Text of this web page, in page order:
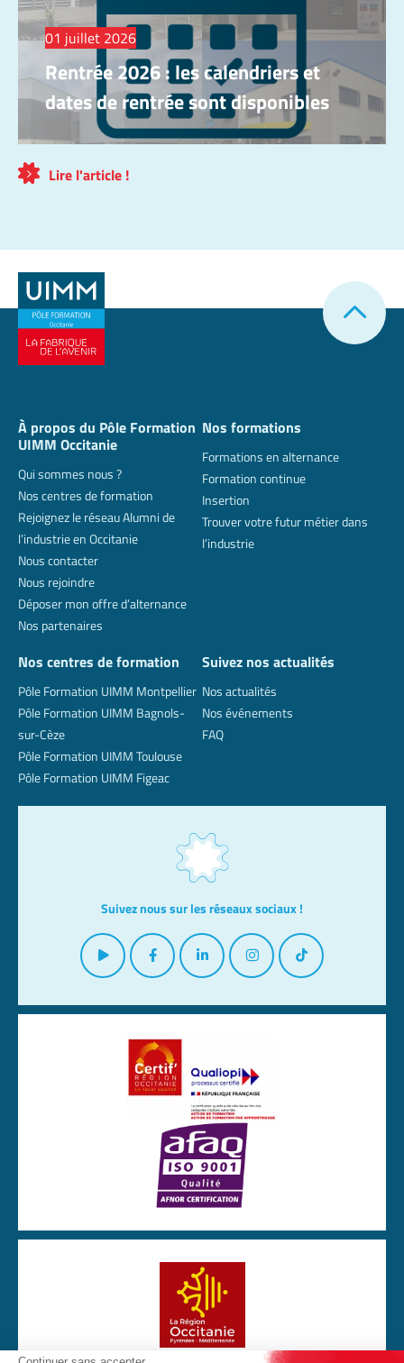
01 juillet 2026
Rentrée 2026 : les calendriers et
dates de rentrée sont disponibles
Lire l'article !
À propos du Pôle Formation
UIMM Occitanie
Qui sommes nous ?
Nos centres de formation
Rejoignez le réseau Alumni de
l’industrie en Occitanie
Nous contacter
Nous rejoindre
Déposer mon offre d’alternance
Nos partenaires
Nos formations
Formations en alternance
Formation continue
Insertion
Trouver votre futur métier dans
l’industrie
Nos centres de formation
Pôle Formation UIMM Montpellier
Pôle Formation UIMM Bagnols-
sur-Cèze
Pôle Formation UIMM Toulouse
Pôle Formation UIMM Figeac
Suivez nos actualités
Nos actualités
Nos événements
FAQ
Suivez nous sur les réseaux sociaux !